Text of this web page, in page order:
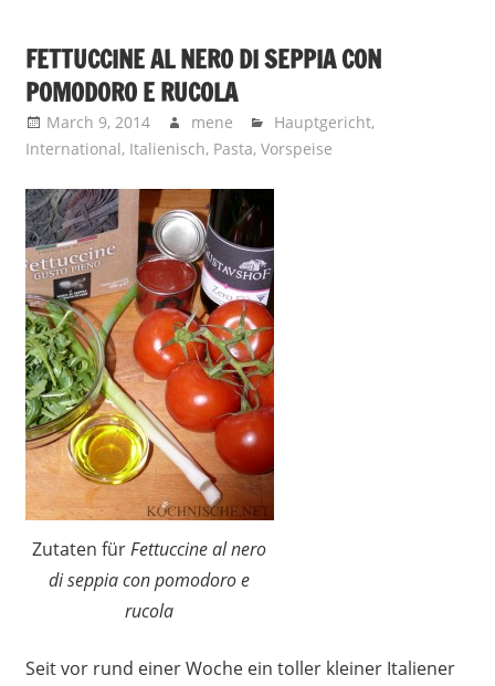
FETTUCCINE AL NERO DI SEPPIA CON
POMODORO E RUCOLA
March 9, 2014 mene Hauptgericht,
International, Italienisch, Pasta, Vorspeise
Zutaten fürFettuccine al nero
di seppia con pomodoro e
rucola
Seit vor rund einer Woche ein toller kleiner Italiener